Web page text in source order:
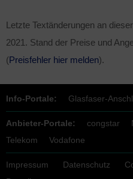
Letzte Textänderungen an
2021 . Stand der Preise und
(Preisfehler hier melden).
Info-Portale: Glasfaser-
Anbieter-Portale: congstar
Telekom
Vodafone
Impressum Datenschutz